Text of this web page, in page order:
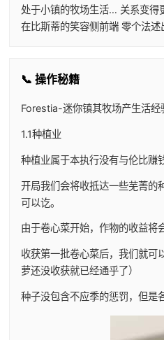
处于小镇的牧场生活… 关系变得
在比斯蒂的笑容侧前端 零个法
📞 操作秘籍
Forestia-迷你镇其牧场产生活
1.1种植业
种植业属于本执行没有与伦比赚
开局我们会将收抵达一些芜菁的
可以讫。
由于卷心菜开始，作物的收益
收获第一批卷心菜后，我们就可
萝还没收获就已经通乎了）
种子没包含不应季的惩罚，但是